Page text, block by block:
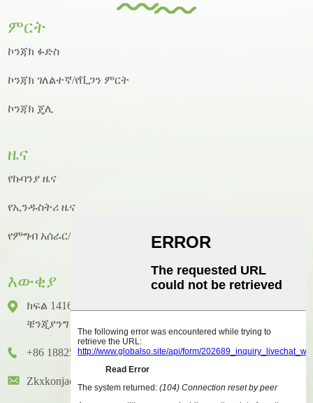
ምርት
ኮንጃክ ፉድስ
ኮንጃክ ገለልተኛ/የቪጋን ምርት
ኮንጃክ ጄሊ
ዜና
የኩባንያ ዜና
የኢንዱስትሪ ዜና
የምግብ አሰራር/የምግብ አሰራር ዜና
እውቂያ
ክፍል 1416 ፣ ፎቅ 14 ፣ ጁንሃኦ ዓለም አቀፍ ህንፃ ፣ ቁጥር 2 ፣
ቼንጂያንግ ዞንግካይ ጎዳና ፣ ሁዪቼንግ አውራጃ ፣ ሁዩዙ ከተማ
+86 18825458362
Zkxkonjac@hzzkx.com